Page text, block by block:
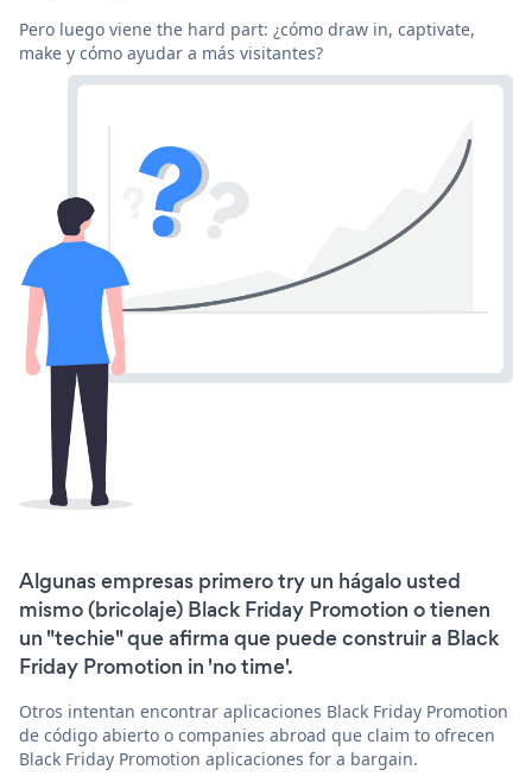
Pero luego viene the hard part: ¿cómo draw in, captivate,
make y cómo ayudar a más visitantes?
Algunas empresas primero try un hágalo usted
mismo (bricolaje) Black Friday Promotion o tienen
un "techie" que afirma que puede construir a Black
Friday Promotion in 'no time'.
Otros intentan encontrar aplicaciones Black Friday Promotion
de código abierto o companies abroad que claim to ofrecen
Black Friday Promotion aplicaciones for a bargain.